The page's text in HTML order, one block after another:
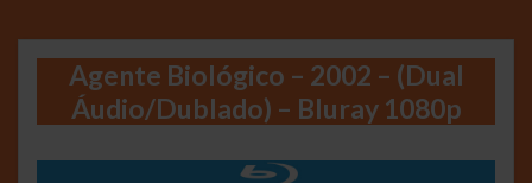
Agente Biológico – 2002 – (Dual
Áudio/Dublado) – Bluray 1080p